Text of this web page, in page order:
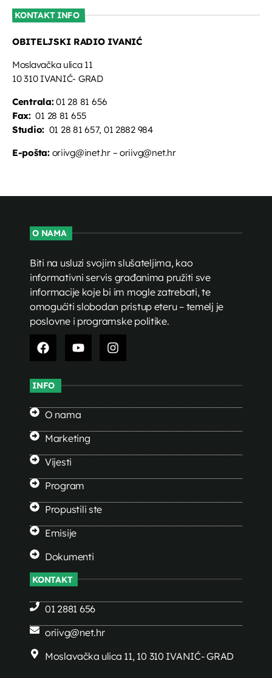
08:30 - 09:00
Obavijesti
09:00 - 09:45
KONTAKT INFO
OBITELJSKI RADIO IVANIĆ
Moslavačka ulica 11
10 310 IVANIĆ- GRAD
Centrala:01 28 81 656
Fax:01 28 81 655
Studio: 01 28 81 657, 01 2882 984
E-pošta:oriivg@inet.hr – oriivg@net.hr
O NAMA
Biti na usluzi svojim slušateljima, kao
informativni servis građanima pružiti sve
informacije koje bi im mogle zatrebati, te
omogućiti slobodan pristup eteru – temelj je
poslovne i programske politike.
INFO
O nama
Marketing
Vijesti
Program
Propustili ste
Emisije
Dokumenti
KONTAKT
01 2881 656
oriivg@net.hr
Moslavačka ulica 11, 10 310 IVANIĆ- GRAD